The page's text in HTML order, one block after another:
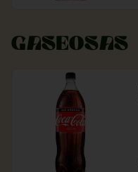
Gaseosas